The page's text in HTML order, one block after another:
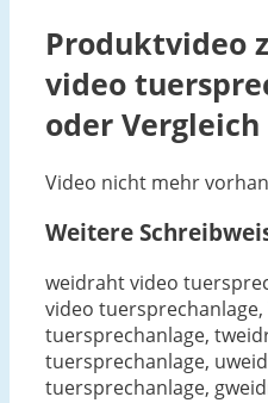
Produktvideo
video
oder Vergleich
Video nicht mehr
Weitere
weidraht video
video
tuersprechanlage,
tuersprechanlage,
tuersprechanlage,